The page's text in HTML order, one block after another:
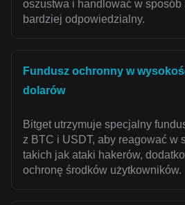
oszustwa i handlować w
bardziej odpowiedzialny.
Fundusz ochronny w
dolarów
Bitget utrzymuje specjalny
z BTC i USDT, aby reagować w
takich jak ataki hakerów,
ochronę środków użytkowników.